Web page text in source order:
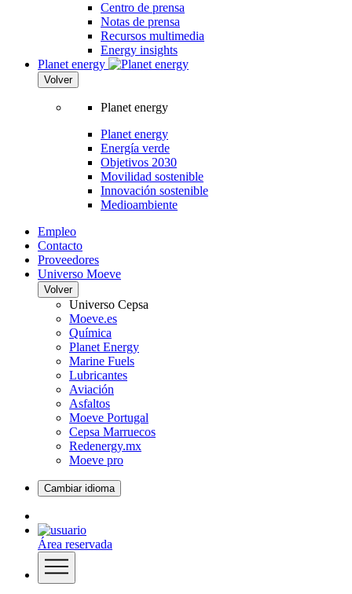
Centro de prensa
Notas de prensa
Recursos multimedia
Energy insights
Planet energy
Volver
Planet energy
Planet energy
Energía verde
Objetivos 2030
Movilidad sostenible
Innovación sostenible
Medioambiente
Empleo
Contacto
Proveedores
Universo Moeve
Volver
Universo Cepsa
Moeve.es
Química
Planet Energy
Marine Fuels
Lubricantes
Aviación
Asfaltos
Moeve Portugal
Cepsa Marruecos
Redenergy.mx
Moeve pro
Cambiar idioma
Área reservada